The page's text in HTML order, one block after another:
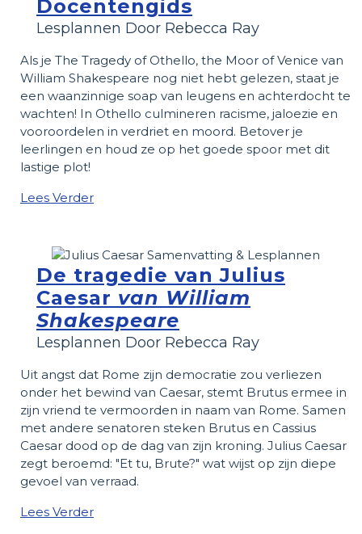
Docentengids
Lesplannen Door Rebecca Ray
Als je The Tragedy of Othello, the Moor of Venice van
William Shakespeare nog niet hebt gelezen, staat je
een waanzinnige soap van leugens en achterdocht te
wachten! In Othello culmineren racisme, jaloezie en
vooroordelen in verdriet en moord. Betover je
leerlingen en houd ze op het goede spoor met dit
lastige plot!
Lees Verder
De tragedie van Julius
Caesar van William
Shakespeare
Lesplannen Door Rebecca Ray
Uit angst dat Rome zijn democratie zou verliezen
onder het bewind van Caesar, stemt Brutus ermee in
zijn vriend te vermoorden in naam van Rome. Samen
met andere senatoren steken Brutus en Cassius
Caesar dood op de dag van zijn kroning. Julius Caesar
zegt beroemd: "Et tu, Brute?" wat wijst op zijn diepe
gevoel van verraad.
Lees Verder